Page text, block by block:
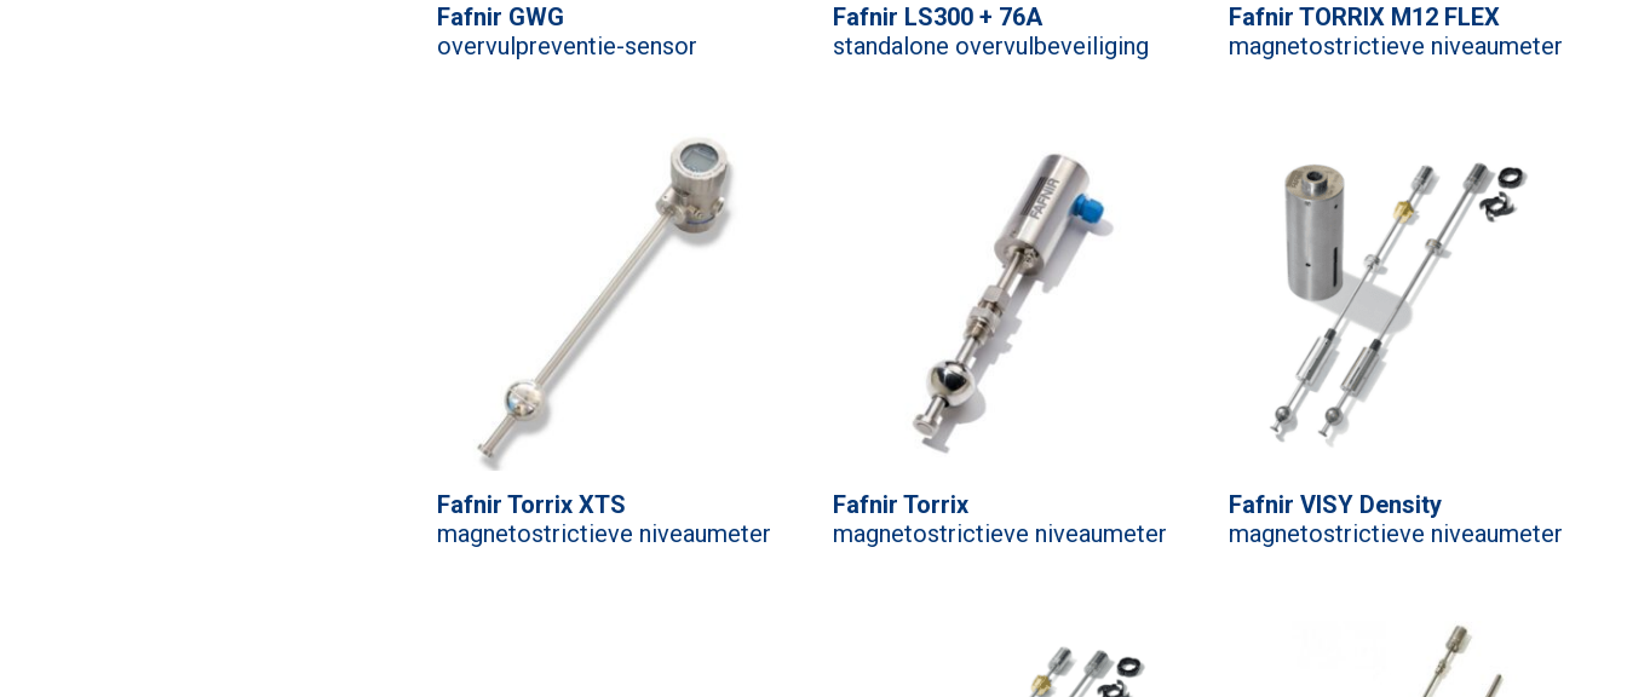
Fafnir GWG
overvulpreventie-sensor
Fafnir LS300 + 76A
standalone overvulbeveiliging
Fafnir TORRIX M12 FLEX
magnetostrictieve niveaumeter
Fafnir Torrix XTS
magnetostrictieve niveaumeter
Fafnir Torrix
magnetostrictieve niveaumeter
Fafnir VISY Density
magnetostrictieve niveaumeter